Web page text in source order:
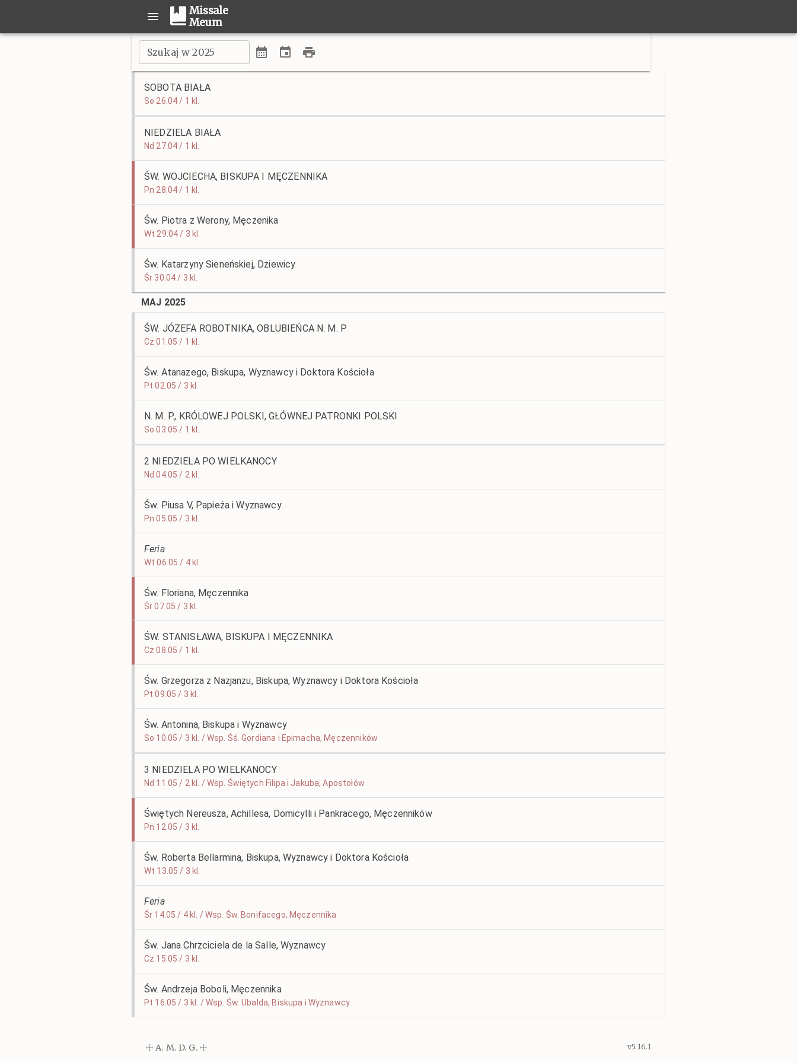
Missale
Meum
Szukaj w 2025
SOBOTA BIAŁA
So 26.04 / 1 kl.
NIEDZIELA BIAŁA
Nd 27.04 / 1 kl.
ŚW. WOJCIECHA, BISKUPA I MĘCZENNIKA
Pn 28.04 / 1 kl.
Św. Piotra z Werony, Męczenika
Wt 29.04 / 3 kl.
Św. Katarzyny Sieneńskiej, Dziewicy
Śr 30.04 / 3 kl.
MAJ 2025
ŚW. JÓZEFA ROBOTNIKA, OBLUBIEŃCA N. M. P
Cz 01.05 / 1 kl.
Św. Atanazego, Biskupa, Wyznawcy i Doktora Kościoła
Pt 02.05 / 3 kl.
N. M. P., KRÓLOWEJ POLSKI, GŁÓWNEJ PATRONKI POLSKI
So 03.05 / 1 kl.
2 NIEDZIELA PO WIELKANOCY
Nd 04.05 / 2 kl.
Św. Piusa V, Papieża i Wyznawcy
Pn 05.05 / 3 kl.
Feria
Wt 06.05 / 4 kl.
Św. Floriana, Męczennika
Śr 07.05 / 3 kl.
ŚW. STANISŁAWA, BISKUPA I MĘCZENNIKA
Cz 08.05 / 1 kl.
Św. Grzegorza z Nazjanzu, Biskupa, Wyznawcy i Doktora Kościoła
Pt 09.05 / 3 kl.
Św. Antonina, Biskupa i Wyznawcy
So 10.05 / 3 kl. / Wsp. Śś. Gordiana i Epimacha, Męczenników
3 NIEDZIELA PO WIELKANOCY
Nd 11.05 / 2 kl. / Wsp. Świętych Filipa i Jakuba, Apostołów
Świętych Nereusza, Achillesa, Domicylli i Pankracego, Męczenników
Pn 12.05 / 3 kl.
Św. Roberta Bellarmina, Biskupa, Wyznawcy i Doktora Kościoła
Wt 13.05 / 3 kl.
Feria
Śr 14.05 / 4 kl. / Wsp. Św. Bonifacego, Męczennika
Św. Jana Chrzciciela de la Salle, Wyznawcy
Cz 15.05 / 3 kl.
Św. Andrzeja Boboli, Męczennika
Pt 16.05 / 3 kl. / Wsp. Św. Ubalda, Biskupa i Wyznawcy
☩ A. M. D. G. ☩ v5.16.1